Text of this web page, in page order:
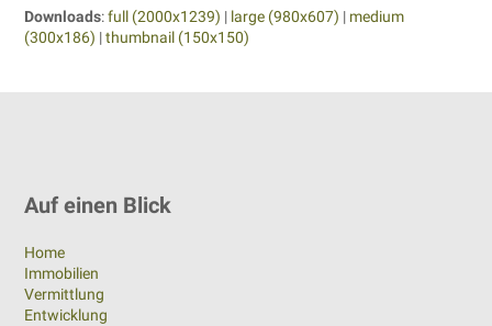
Downloads:full (2000x1239) | large (980x607) | medium
(300x186) |thumbnail (150x150)
Auf einen Blick
Home
Immobilien
Vermittlung
Entwicklung